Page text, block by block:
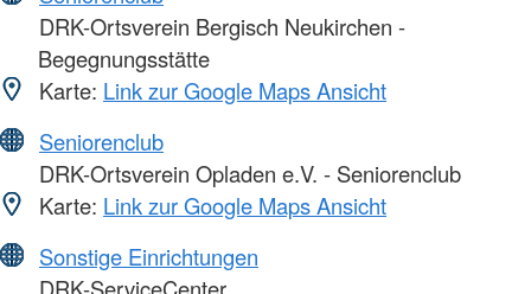
DRK-Ortsverein Bergisch Neukirchen -
Begegnungsstätte
Karte: Link zur Google Maps Ansicht
Seniorenclub
DRK-Ortsverein Opladen e.V. - Seniorenclub
Karte: Link zur Google Maps Ansicht
Sonstige Einrichtungen